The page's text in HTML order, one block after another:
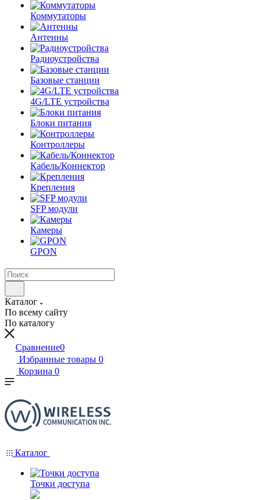
Коммутаторы
Антенны
Радиоустройства
Базовые станции
4G/LTE устройства
Блоки питания
Контроллеры
Кабель/Коннектор
Крепления
SFP модули
Камеры
GPON
Каталог
По всему сайту
По каталогу
Сравнение0
Избранные товары 0
Корзина 0
Каталог
Точки доступа